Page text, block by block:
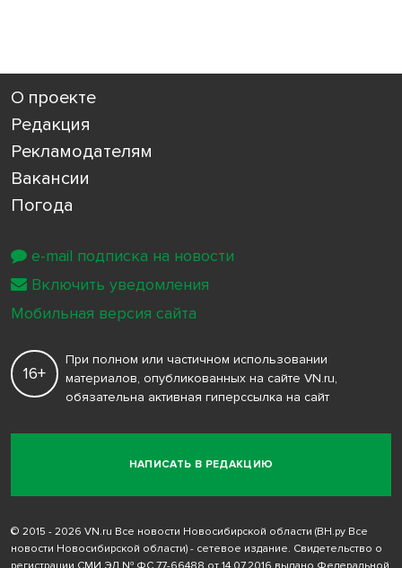
О проекте
Редакция
Рекламодателям
Вакансии
Погода
НАПИСАТЬ В РЕДАКЦИЮ
16+
При полном или частичном использовании
материалов, опубликованных на сайте VN.ru,
обязательна активная гиперссылка на сайт
© 2015 - 2026 VN.ru Все новости Новосибирской области (ВН.ру Все
новости Новосибирской области) - сетевое издание. Свидетельство о
e-mail подписка на новости
Включить уведомления
Мобильная версия сайта